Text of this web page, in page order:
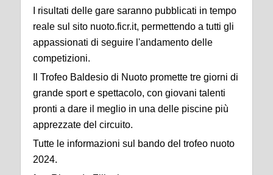
I risultati delle gare saranno pubblicati in tempo
reale sul sito nuoto.ficr.it, permettendo a tutti gli
appassionati di seguire l'andamento delle
competizioni.
Il Trofeo Baldesio di Nuoto promette tre giorni di
grande sport e spettacolo, con giovani talenti
pronti a dare il meglio in una delle piscine più
apprezzate del circuito.
Tutte le informazioni sul bando del trofeo nuoto
2024.